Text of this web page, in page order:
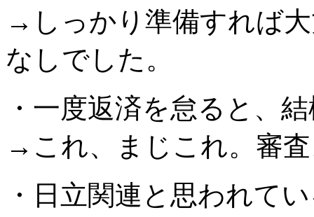
→しっかり準備すれば
なしでした。
・一度返済を怠ると、
→これ、まじこれ。審
・日立関連と思われて